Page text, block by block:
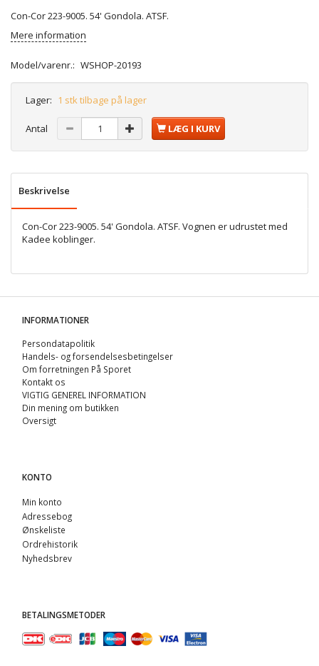
Con-Cor 223-9005. 54' Gondola. ATSF.
Mere information
Model/varenr.: WSHOP-20193
Lager: 1 stk tilbage på lager
Antal LÆG I KURV
Beskrivelse
Con-Cor 223-9005. 54' Gondola. ATSF. Vognen er udrustet med
Kadee koblinger.
INFORMATIONER
Persondatapolitik
Handels- og forsendelsesbetingelser
Om forretningen På Sporet
Kontakt os
VIGTIG GENEREL INFORMATION
Din mening om butikken
Oversigt
KONTO
Min konto
Adressebog
Ønskeliste
Ordrehistorik
Nyhedsbrev
BETALINGSMETODER